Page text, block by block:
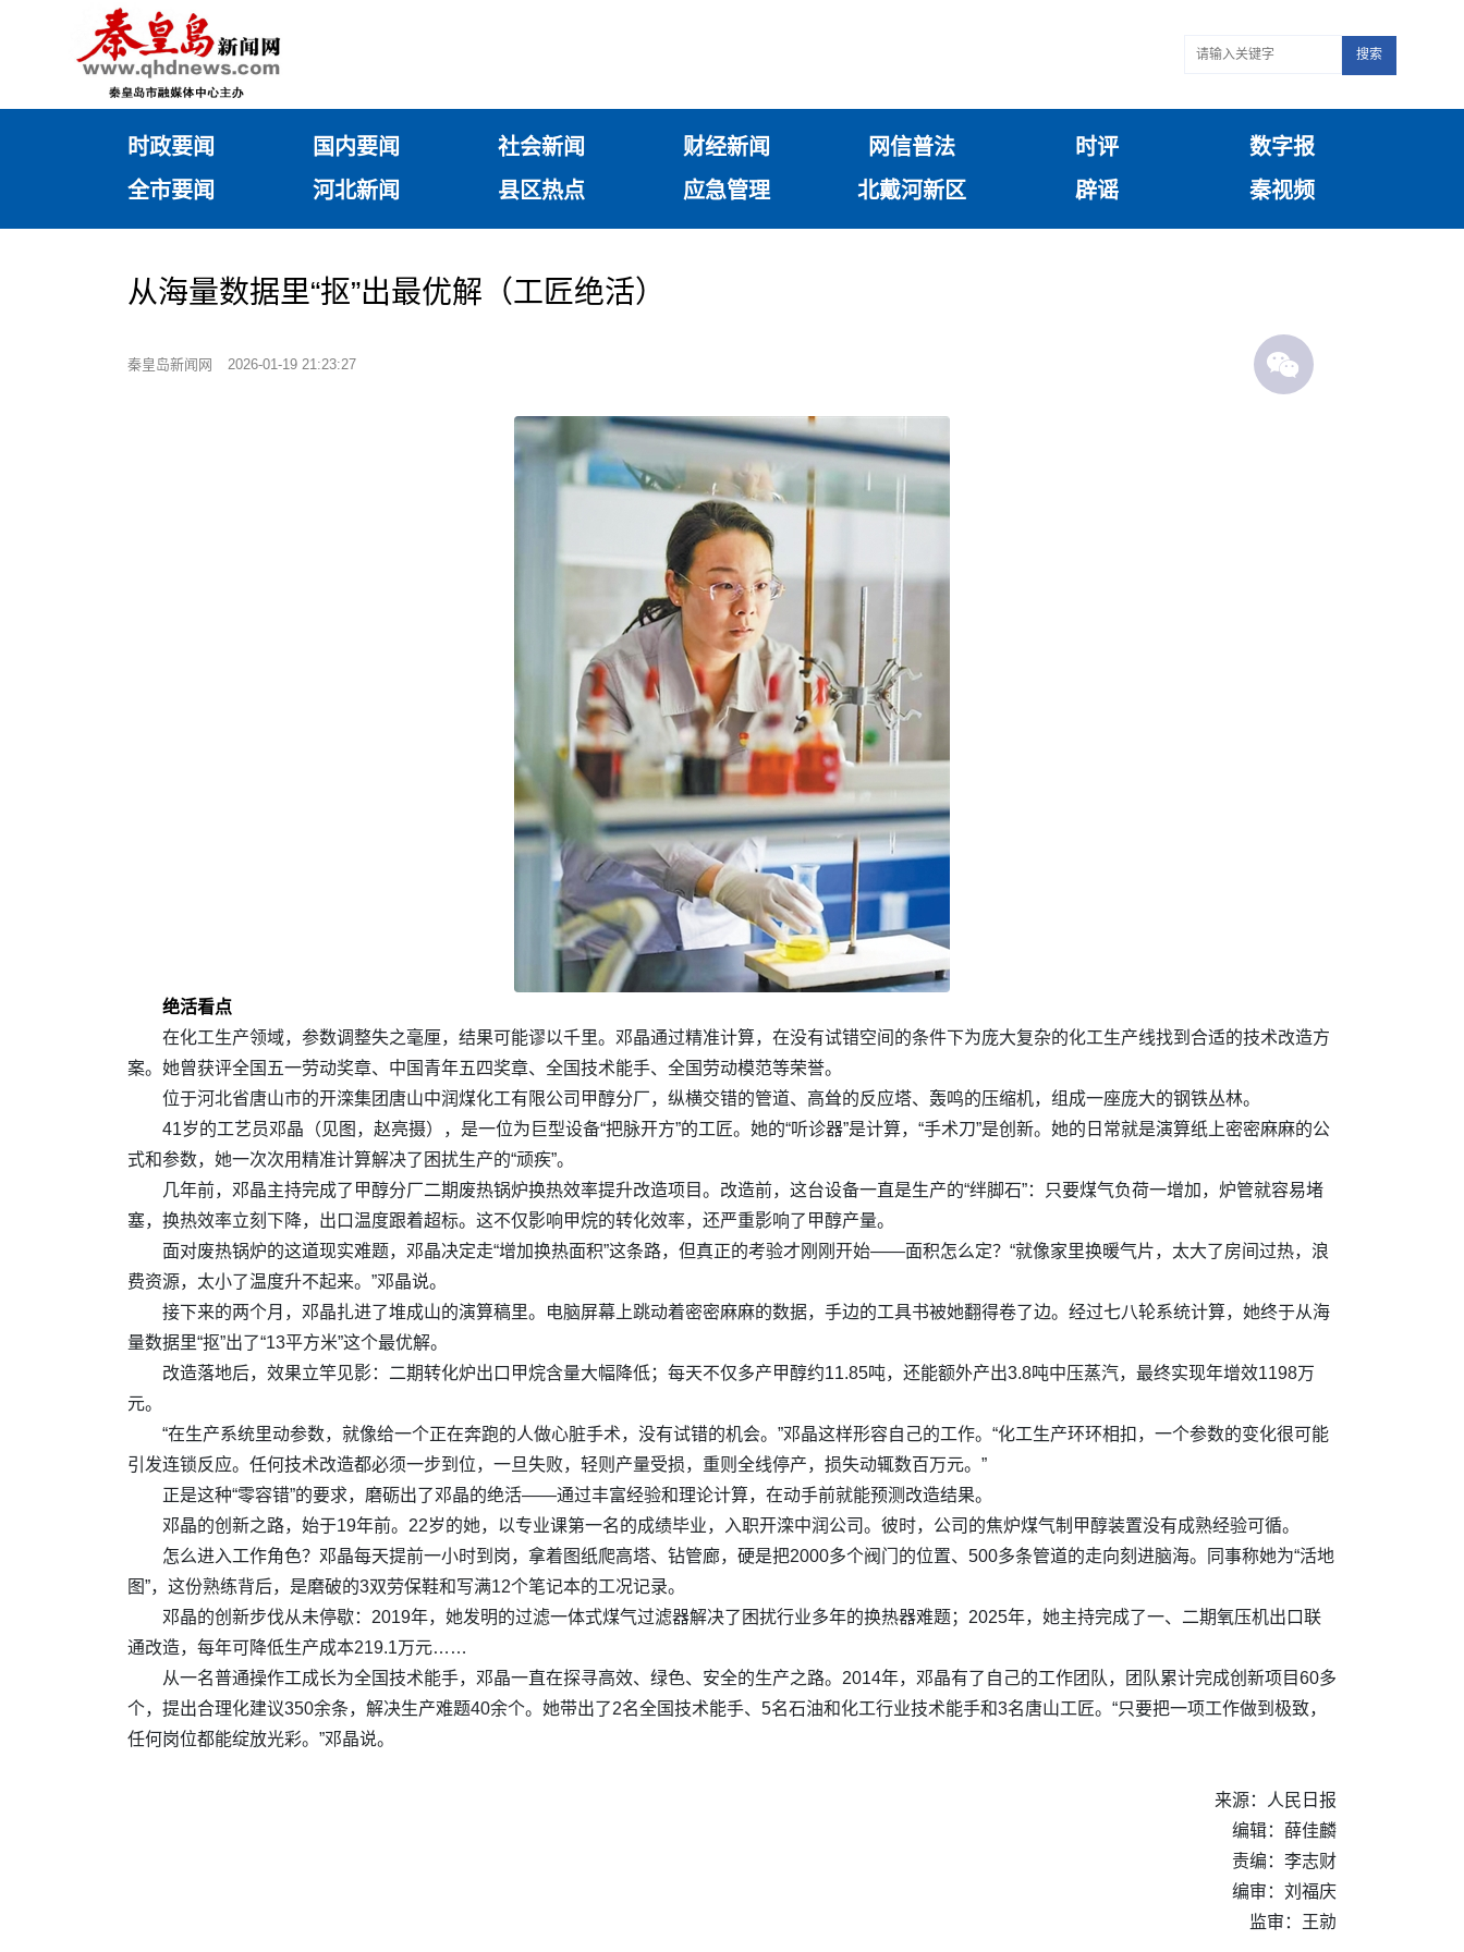
搜索
时政要闻 国内要闻 社会新闻 财经新闻 网信普法 时评
数字报
全市要闻
河北新闻 县区热点 应急管理 北戴河新区 辟谣 秦视频
从海量数据里“抠”出最优解（工匠绝活）
秦皇岛新闻网 2026-01-19 21:23:27
绝活看点
在化工生产领域，参数调整失之毫厘，结果可能谬以千里。邓晶通过精准计算，在没有试错空间的条件下为庞大复杂的化工生产线找到合适的技术改造方
案。她曾获评全国五一劳动奖章、中国青年五四奖章、全国技术能手、全国劳动模范等荣誉。
位于河北省唐山市的开滦集团唐山中润煤化工有限公司甲醇分厂，纵横交错的管道、高耸的反应塔、轰鸣的压缩机，组成一座庞大的钢铁丛林。
41岁的工艺员邓晶（见图，赵亮摄），是一位为巨型设备“把脉开方”的工匠。她的“听诊器”是计算，“手术刀”是创新。她的日常就是演算纸上密密麻麻的公
式和参数，她一次次用精准计算解决了困扰生产的“顽疾”。
几年前，邓晶主持完成了甲醇分厂二期废热锅炉换热效率提升改造项目。改造前，这台设备一直是生产的“绊脚石”：只要煤气负荷一增加，炉管就容易堵
塞，换热效率立刻下降，出口温度跟着超标。这不仅影响甲烷的转化效率，还严重影响了甲醇产量。
面对废热锅炉的这道现实难题，邓晶决定走“增加换热面积”这条路，但真正的考验才刚刚开始——面积怎么定？“就像家里换暖气片，太大了房间过热，浪
费资源，太小了温度升不起来。”邓晶说。
接下来的两个月，邓晶扎进了堆成山的演算稿里。电脑屏幕上跳动着密密麻麻的数据，手边的工具书被她翻得卷了边。经过七八轮系统计算，她终于从海
量数据里“抠”出了“13平方米”这个最优解。
改造落地后，效果立竿见影：二期转化炉出口甲烷含量大幅降低；每天不仅多产甲醇约11.85吨，还能额外产出3.8吨中压蒸汽，最终实现年增效1198万
元。
“在生产系统里动参数，就像给一个正在奔跑的人做心脏手术，没有试错的机会。”邓晶这样形容自己的工作。“化工生产环环相扣，一个参数的变化很可能
引发连锁反应。任何技术改造都必须一步到位，一旦失败，轻则产量受损，重则全线停产，损失动辄数百万元。”
正是这种“零容错”的要求，磨砺出了邓晶的绝活——通过丰富经验和理论计算，在动手前就能预测改造结果。
邓晶的创新之路，始于19年前。22岁的她，以专业课第一名的成绩毕业，入职开滦中润公司。彼时，公司的焦炉煤气制甲醇装置没有成熟经验可循。
怎么进入工作角色？邓晶每天提前一小时到岗，拿着图纸爬高塔、钻管廊，硬是把2000多个阀门的位置、500多条管道的走向刻进脑海。同事称她为“活地
图”，这份熟练背后，是磨破的3双劳保鞋和写满12个笔记本的工况记录。
邓晶的创新步伐从未停歇：2019年，她发明的过滤一体式煤气过滤器解决了困扰行业多年的换热器难题；2025年，她主持完成了一、二期氧压机出口联
通改造，每年可降低生产成本219.1万元……
从一名普通操作工成长为全国技术能手，邓晶一直在探寻高效、绿色、安全的生产之路。2014年，邓晶有了自己的工作团队，团队累计完成创新项目60多
个，提出合理化建议350余条，解决生产难题40余个。她带出了2名全国技术能手、5名石油和化工行业技术能手和3名唐山工匠。“只要把一项工作做到极致，
任何岗位都能绽放光彩。”邓晶说。
来源：人民日报
编辑：薛佳麟
责编：李志财
编审：刘福庆
监审：王勍